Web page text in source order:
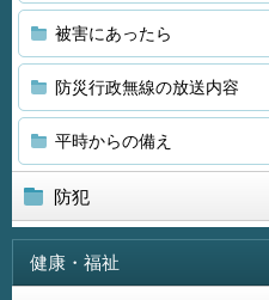
被害にあったら
防災行政無線の放送内容
平時からの備え
防犯
健康・福祉